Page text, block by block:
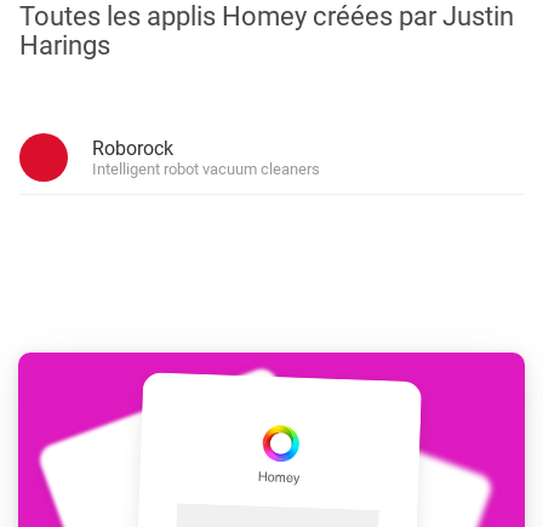
Toutes les applis Homey créées par Justin
Harings
Roborock
Intelligent robot vacuum cleaners